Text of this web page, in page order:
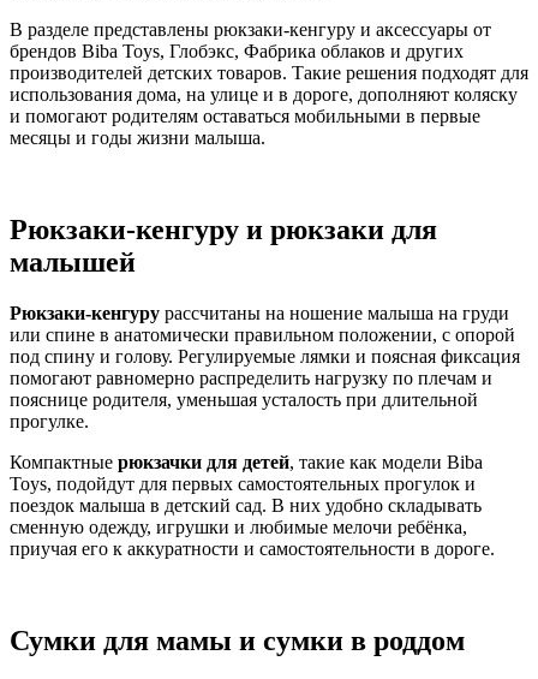
В разделе представлены рюкзаки‑кенгуру и аксессуары от
брендов Biba Toys, Глобэкс, Фабрика облаков и других
производителей детских товаров. Такие решения подходят для
использования дома, на улице и в дороге, дополняют коляску
и помогают родителям оставаться мобильными в первые
месяцы и годы жизни малыша.
Рюкзаки‑кенгуру и рюкзаки для
малышей
Рюкзаки‑кенгуру рассчитаны на ношение малыша на груди
или спине в анатомически правильном положении, с опорой
под спину и голову. Регулируемые лямки и поясная фиксация
помогают равномерно распределить нагрузку по плечам и
пояснице родителя, уменьшая усталость при длительной
прогулке.
Компактные рюкзачки для детей, такие как модели Biba
Toys, подойдут для первых самостоятельных прогулок и
поездок малыша в детский сад. В них удобно складывать
сменную одежду, игрушки и любимые мелочи ребёнка,
приучая его к аккуратности и самостоятельности в дороге.
Сумки для мамы и сумки в роддом